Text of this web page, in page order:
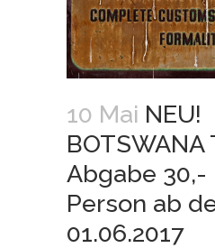
10 Mai NEU!
Abgabe 30,-
Person ab
01.06.2017